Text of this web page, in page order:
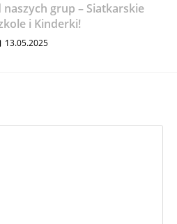
grup – Siatkarskie
i Kinderki!
13.05.2025